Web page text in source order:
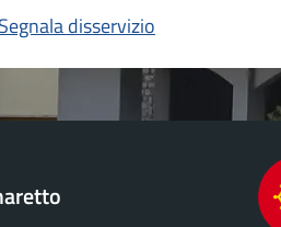
disservizio